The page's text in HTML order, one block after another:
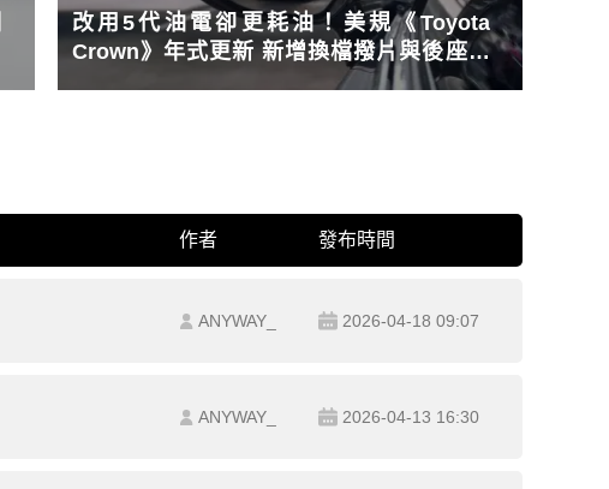
改用5代油電卻更耗油！美規《Toyota
Crown》年式更新 新增換檔撥片與後座舒
作者 發布時間
ANYWAY_ 2026-04-18 09:07
ANYWAY_ 2026-04-13 16:30